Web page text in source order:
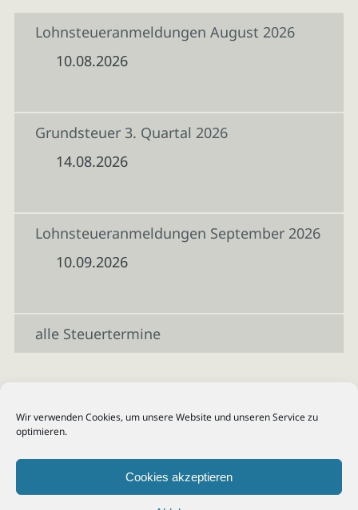
Wir verwenden Cookies, um unsere Website und unseren Service zu
optimieren.
Cookies akzeptieren
Lohnsteueranmeldungen August 2026
10.08.2026
Grundsteuer 3. Quartal 2026
14.08.2026
Lohnsteueranmeldungen September 2026
10.09.2026
alle Steuertermine